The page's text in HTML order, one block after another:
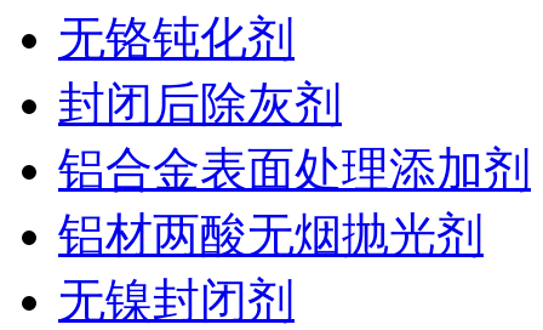
无铬钝化剂
封闭后除灰剂
铝合金表面处理添加剂
铝材两酸无烟抛光剂
无镍封闭剂